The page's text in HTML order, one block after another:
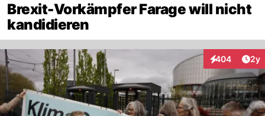
Brexit-Vorkämpfer Farage will nicht
kandidieren
404
Interaktionen
2y